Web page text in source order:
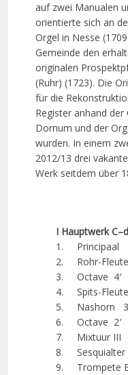
auf zwei Manualen
orientierte sich an
Orgel in Nesse
Gemeinde den
originalen
(Ruhr) (1723). Die
für die
Register anhand
Dornum und der
wurden. In einem
2012/13 drei
Werk seitdem über
I Hauptwerk
1. Principaal
2. Rohr-
3. Octave 4′
4. Spits-
5. Nashorn
6. Octave 2′
7. Mixtuur III
8. Sesquialter
9. Trompete